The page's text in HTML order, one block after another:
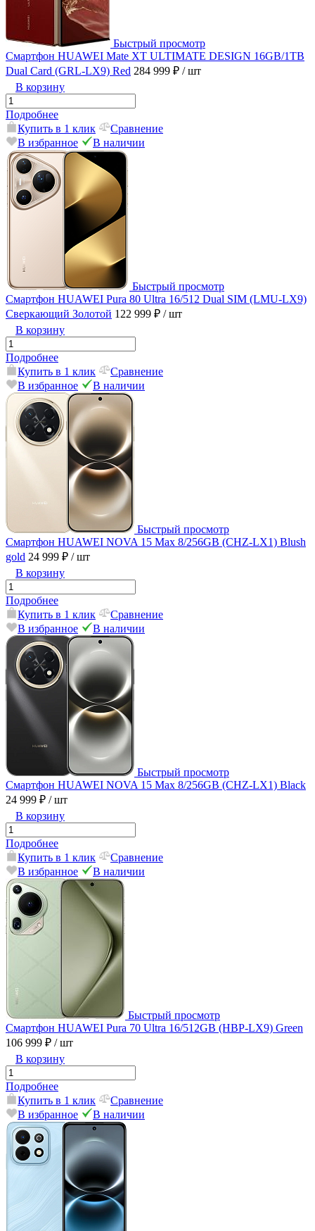
Быстрый просмотр
Смартфон HUAWEI Mate XT ULTIMATE DESIGN 16GB/1TB
Dual Card (GRL-LX9) Red 284 999 ₽ / шт
В корзину
Подробнее
Купить в 1 клик
Сравнение
В избранное
В наличии
Быстрый просмотр
Смартфон HUAWEI Pura 80 Ultra 16/512 Dual SIM (LMU-LX9)
Сверкающий Золотой 122 999 ₽ / шт
В корзину
Подробнее
Купить в 1 клик
Сравнение
В избранное
В наличии
Быстрый просмотр
Смартфон HUAWEI NOVA 15 Max 8/256GB (CHZ-LX1) Blush
gold 24 999 ₽ / шт
В корзину
Подробнее
Купить в 1 клик
Сравнение
В избранное
В наличии
Быстрый просмотр
Смартфон HUAWEI NOVA 15 Max 8/256GB (CHZ-LX1) Black
24 999 ₽ / шт
В корзину
Подробнее
Купить в 1 клик
Сравнение
В избранное
В наличии
Быстрый просмотр
Смартфон HUAWEI Pura 70 Ultra 16/512GB (HBP-LX9) Green
106 999 ₽ / шт
В корзину
Подробнее
Купить в 1 клик
Сравнение
В избранное
В наличии